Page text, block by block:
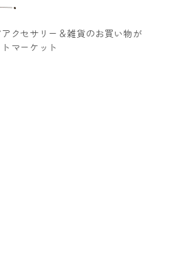
クセサリー＆雑貨のお買い物が
マーケット